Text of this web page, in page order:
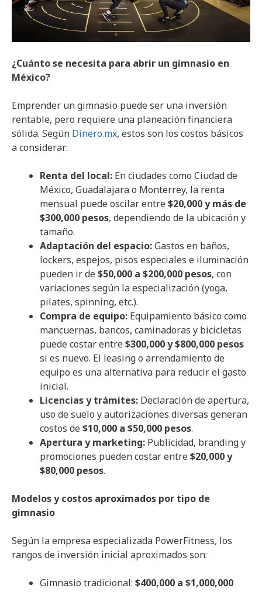
¿Cuánto se necesita para abrir un gimnasio en
México?
Emprender un gimnasio puede ser una inversión
rentable, pero requiere una planeación financiera
sólida. Según Dinero.mx, estos son los costos básicos
a considerar:
Renta del local: En ciudades como Ciudad de
México, Guadalajara o Monterrey, la renta
mensual puede oscilar entre$20,000 y más de
$300,000 pesos, dependiendo de la ubicación y
tamaño.
Adaptación del espacio:Gastos en baños,
lockers, espejos, pisos especiales e iluminación
pueden ir de$50,000 a $200,000 pesos, con
variaciones según la especialización (yoga,
pilates, spinning, etc.).
Compra de equipo: Equipamiento básico como
mancuernas, bancos, caminadoras y bicicletas
puede costar entre$300,000 y $800,000 pesos
si es nuevo. El leasing o arrendamiento de
equipo es una alternativa para reducir el gasto
inicial.
Licencias y trámites: Declaración de apertura,
uso de suelo y autorizaciones diversas generan
costos de$10,000 a $50,000 pesos.
Apertura y marketing: Publicidad, branding y
promociones pueden costar entre$20,000 y
$80,000 pesos.
Modelos y costos aproximados por tipo de
gimnasio
Según la empresa especializada PowerFitness, los
rangos de inversión inicial aproximados son:
Gimnasio tradicional: $400,000 a $1,000,000